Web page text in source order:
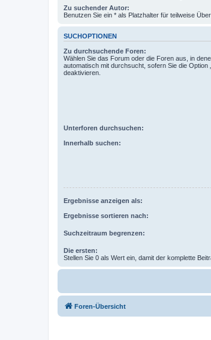
Zu suchender Autor:
Benutzen Sie ein * als Platzhalter für teilweise
SUCHOPTIONEN
Zu durchsuchende Foren:
Wählen Sie das Forum oder die Foren aus, in
automatisch mit durchsucht, sofern Sie die Option
deaktivieren.
Unterforen durchsuchen:
Innerhalb suchen:
Ergebnisse anzeigen als:
Ergebnisse sortieren nach:
Suchzeitraum begrenzen:
Die ersten:
Stellen Sie 0 als Wert ein, damit der komplette
Foren-Übersicht